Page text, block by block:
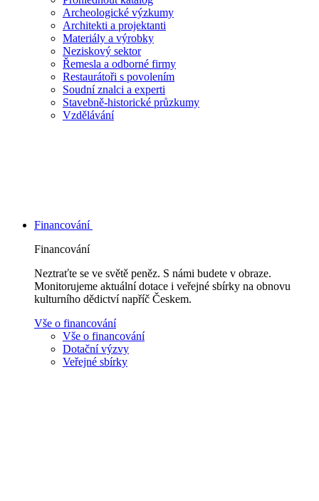
Archeologické výzkumy
Architekti a projektanti
Materiály a výrobky
Neziskový sektor
Řemesla a odborné firmy
Restaurátoři s povolením
Soudní znalci a experti
Stavebně-historické průzkumy
Vzdělávání
Financování
Financování
Neztraťte se ve světě peněz. S námi budete v obraze.
Monitorujeme aktuální dotace i veřejné sbírky na obnovu
kulturního dědictví napříč Českem.
Vše o financování
Vše o financování
Dotační výzvy
Veřejné sbírky